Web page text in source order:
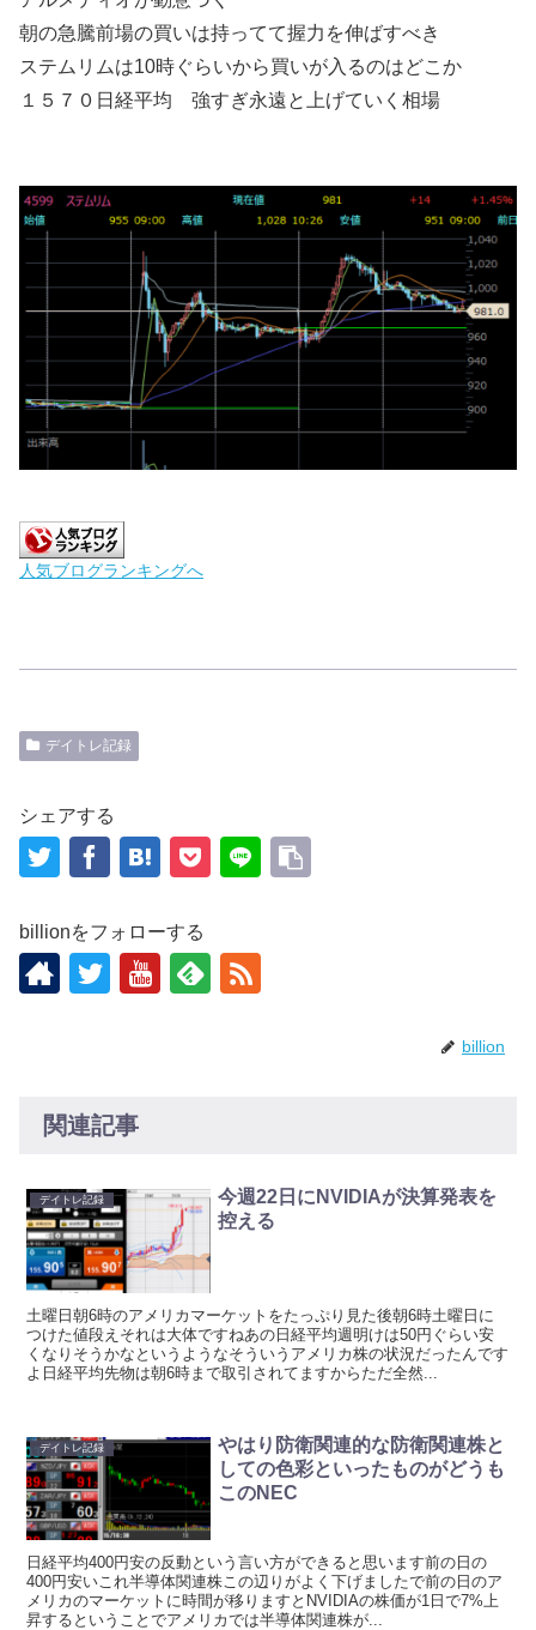
朝の急騰前場の買いは持ってて握力を伸ばすべき
ステムリムは10時ぐらいから買いが入るのはどこか
１５７０日経平均 強すぎ永遠と上げていく相場
人気ブログランキングへ
デイトレ記録
シェアする
billionをフォローする
billion
関連記事
デイトレ記録
今週22日にNVIDIAが決算発表を
控える
土曜日朝6時のアメリカマーケットをたっぷり見た後朝6時土曜日に
つけた値段えそれは大体ですねあの日経平均週明けは50円ぐらい安
くなりそうかなというようなそういうアメリカ株の状況だったんです
よ日経平均先物は朝6時まで取引されてますからただ全然...
デイトレ記録
やはり防衛関連的な防衛関連株と
しての色彩といったものがどうも
このNEC
日経平均400円安の反動という言い方ができると思います前の日の
400円安いこれ半導体関連株この辺りがよく下げましたで前の日のア
メリカのマーケットに時間が移りますとNVIDIAの株価が1日で7%上
昇するということでアメリカでは半導体関連株が...